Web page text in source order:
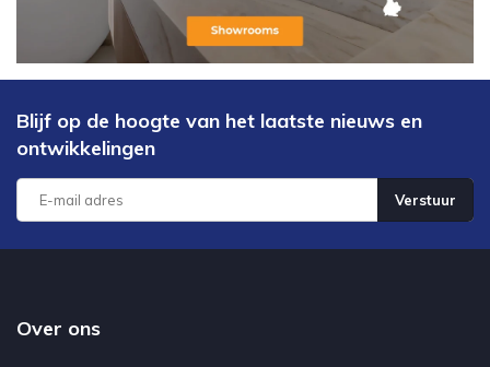
Blijf op de hoogte van het laatste nieuws en
ontwikkelingen
Verstuur
Over ons